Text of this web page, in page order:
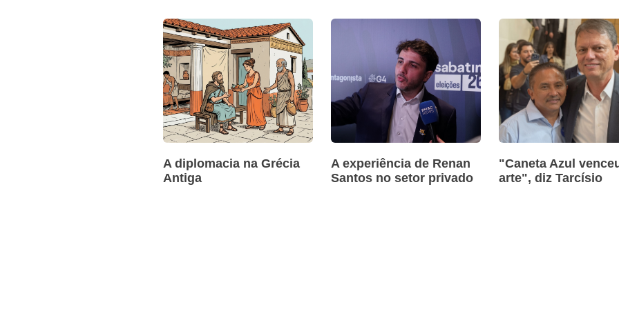
A diplomacia na Grécia
Antiga
A experiência de Renan
Santos no setor privado
"Caneta Azul
arte", diz Tarcísio